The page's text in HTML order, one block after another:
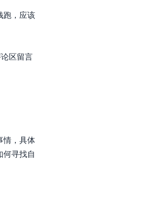
跑，应该
区留言
情，具体
何寻找自